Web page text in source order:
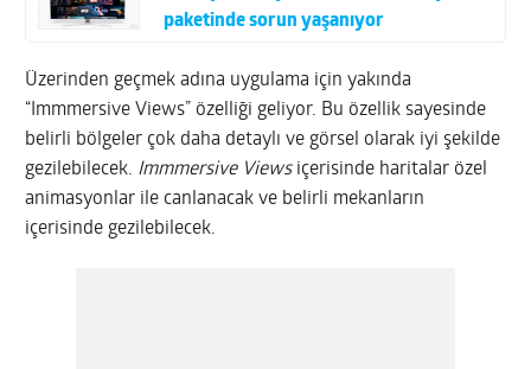
paketinde sorun yaşanıyor
Üzerinden geçmek adına uygulama için yakında
“Immmersive Views” özelliği geliyor. Bu özellik sayesinde
belirli bölgeler çok daha detaylı ve görsel olarak iyi şekilde
gezilebilecek. Immmersive Viewsiçerisinde haritalar özel
animasyonlar ile canlanacak ve belirli mekanların
içerisinde gezilebilecek.